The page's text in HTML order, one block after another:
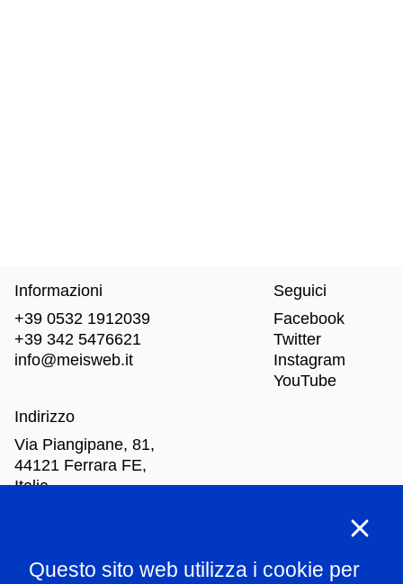
Questo sito web utilizza i cookie per
Informazioni
+39 0532 1912039
+39 342 5476621
info@meisweb.it
Indirizzo
Via Piangipane, 81,
44121 Ferrara FE,
Italia
Seguici
Facebook
Twitter
Instagram
YouTube
Mar-Dom: dalle 10.00 alle 18.00